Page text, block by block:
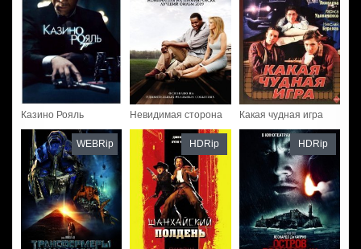
Казино Рояль Невидимая сторона Какая чудная игра
WEBRip HDRip HDRip